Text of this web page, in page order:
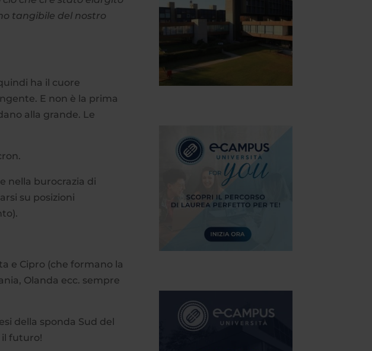
tangibile del nostro
ha il cuore
E non è la prima
alla grande. Le
nella burocrazia di
su posizioni
e Cipro (che formano la
Olanda ecc. sempre
della sponda Sud del
il futuro!